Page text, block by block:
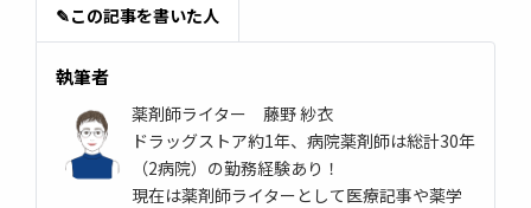
✎この記事を書いた人
執筆者
薬剤師ライター 藤野 紗衣
ドラッグストア約1年、病院薬剤師は総計30年
（2病院）の勤務経験あり！
現在は薬剤師ライターとして医療記事や薬学